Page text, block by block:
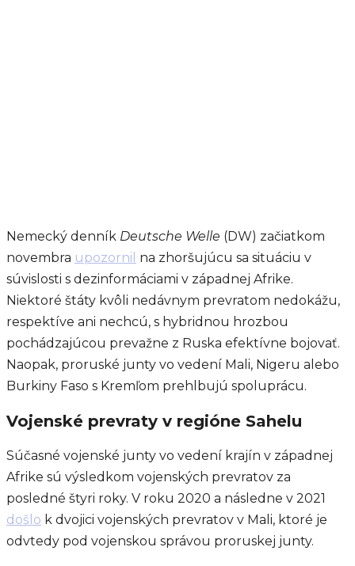
Nemecký denník Deutsche Welle (DW) začiatkom
novembra upozornil na zhoršujúcu sa situáciu v
súvislosti s dezinformáciami v západnej Afrike.
Niektoré štáty kvôli nedávnym prevratom nedokážu,
respektíve ani nechcú, s hybridnou hrozbou
pochádzajúcou prevažne z Ruska efektívne bojovať.
Naopak, proruské junty vo vedení Mali, Nigeru alebo
Burkiny Faso s Kremľom prehlbujú spoluprácu.
Vojenské prevraty v regióne Sahelu
Súčasné vojenské junty vo vedení krajín v západnej
Afrike sú výsledkom vojenských prevratov za
posledné štyri roky. V roku 2020 a následne v 2021
došlo k dvojici vojenských prevratov v Mali, ktoré je
odvtedy pod vojenskou správou proruskej junty.